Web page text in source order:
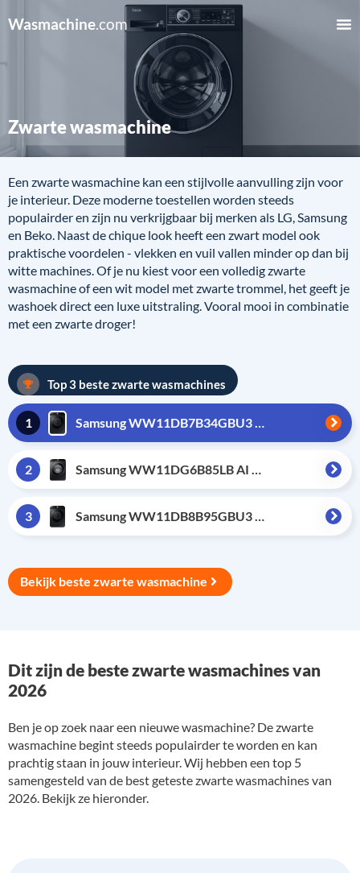
Wasmachine.com
Zwarte wasmachine
Een zwarte wasmachine kan een stijlvolle aanvulling zijn voor
je interieur. Deze moderne toestellen worden steeds
populairder en zijn nu verkrijgbaar bij merken als LG, Samsung
en Beko. Naast de chique look heeft een zwart model ook
praktische voordelen - vlekken en vuil vallen minder op dan bij
witte machines. Of je nu kiest voor een volledig zwarte
wasmachine of een wit model met zwarte trommel, het geeft je
washoek direct een luxe uitstraling. Vooral mooi in combinatie
met een zwarte droger!
Top 3 beste zwarte wasmachines
1 Samsung WW11DB7B34GBU3 Bespoke Super Speed
2 Samsung WW11DG6B85LB AI Wash
3 Samsung WW11DB8B95GBU3 Bespoke QuickDrive
Bekijk beste zwarte wasmachine
Dit zijn de beste zwarte wasmachines van
2026
Ben je op zoek naar een nieuwe wasmachine? De zwarte
wasmachine begint steeds populairder te worden en kan
prachtig staan in jouw interieur. Wij hebben een top 5
samengesteld van de best geteste zwarte wasmachines van
2026. Bekijk ze hieronder.